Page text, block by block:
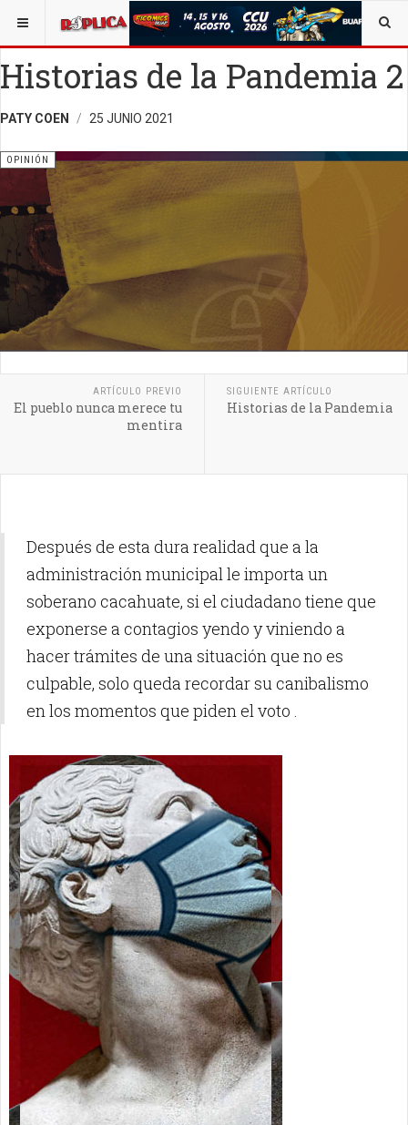
ESTÁ AQUÍ: OPINIÓN OPINIÓN RÉPLICA
Historias de la Pandemia 2
PATY COEN 25 JUNIO 2021
OPINIÓN
ARTÍCULO PREVIO
El pueblo nunca merece tu
mentira
SIGUIENTE ARTÍCULO
Historias de la Pandemia
Después de esta dura realidad que a la
administración municipal le importa un
soberano cacahuate, si el ciudadano tiene que
exponerse a contagios yendo y viniendo a
hacer trámites de una situación que no es
culpable, solo queda recordar su canibalismo
en los momentos que piden el voto .